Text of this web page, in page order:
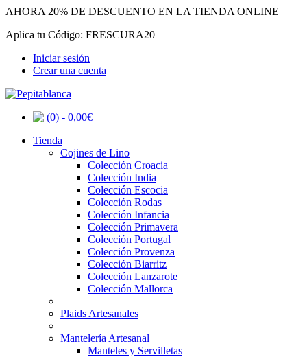
AHORA 20% DE DESCUENTO EN LA TIENDA ONLINE
Aplica tu Código: FRESCURA20
Iniciar sesión
Crear una cuenta
(0) - 0,00€
Tienda
Cojines de Lino
Colección Croacia
Colección India
Colección Escocia
Colección Rodas
Colección Infancia
Colección Primavera
Colección Portugal
Colección Provenza
Colección Biarritz
Colección Lanzarote
Colección Mallorca
Plaids Artesanales
Mantelería Artesanal
Manteles y Servilletas